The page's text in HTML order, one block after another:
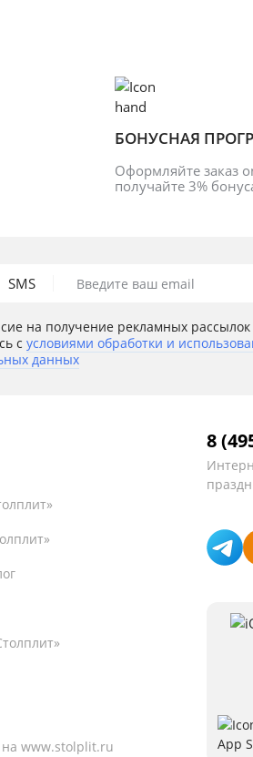
БОНУСНАЯ
Оформляйте заказ
получайте 3%
SMS Введите ваш email
на получение рекламных рассылок
с условиями обработки и
данных
www.stolplit.ru
8